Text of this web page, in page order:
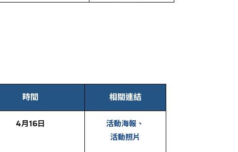
時間 相關連結
4月16日 活動海報 、
活動照片